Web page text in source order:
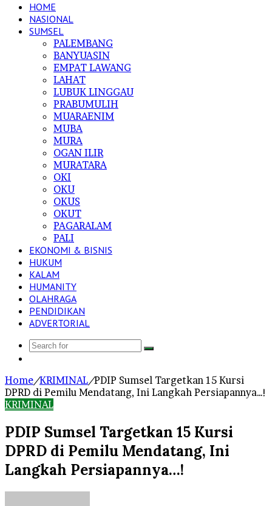
HOME
NASIONAL
SUMSEL
PALEMBANG
BANYUASIN
EMPAT LAWANG
LAHAT
LUBUK LINGGAU
PRABUMULIH
MUARAENIM
MUBA
MURA
OGAN ILIR
MURATARA
OKI
OKU
OKUS
OKUT
PAGARALAM
PALI
EKONOMI & BISNIS
HUKUM
KALAM
HUMANITY
OLAHRAGA
PENDIDIKAN
ADVERTORIAL
Search
Home/KRIMINAL/PDIP Sumsel Targetkan 15 Kursi
DPRD di Pemilu Mendatang, Ini Langkah Persiapannya…!
KRIMINAL
PDIP Sumsel Targetkan 15 Kursi
DPRD di Pemilu Mendatang, Ini
Langkah Persiapannya…!